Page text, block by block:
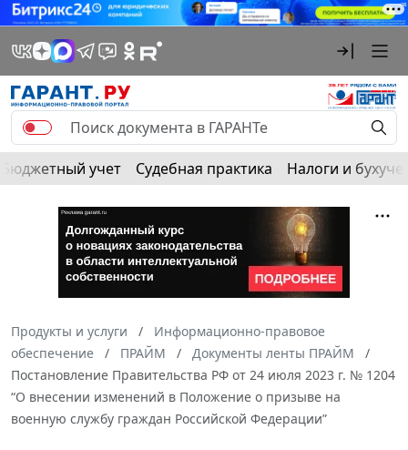
Бюджетный учет Судебная практика Налоги и
Продукты и услуги
Информационно-правовое
обеспечение
ПРАЙМ
Документы ленты ПРАЙМ
Постановление Правительства РФ от 24 июля 2023 г. № 1204
“О внесении изменений в Положение о призыве на
военную службу граждан Российской Федерации”